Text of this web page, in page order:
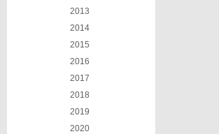
2013
2014
2015
2016
2017
2018
2019
2020